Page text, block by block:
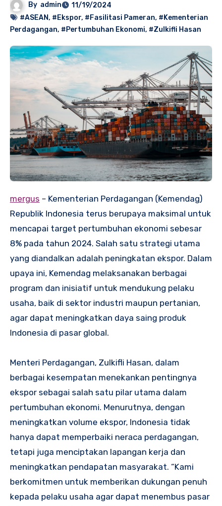
By admin
11/19/2024
#ASEAN, #Ekspor, #Fasilitasi Pameran, #Kementerian
Perdagangan, #Pertumbuhan Ekonomi, #Zulkifli Hasan
mergus – Kementerian Perdagangan (Kemendag)
Republik Indonesia terus berupaya maksimal untuk
mencapai target pertumbuhan ekonomi sebesar
8% pada tahun 2024. Salah satu strategi utama
yang diandalkan adalah peningkatan ekspor. Dalam
upaya ini, Kemendag melaksanakan berbagai
program dan inisiatif untuk mendukung pelaku
usaha, baik di sektor industri maupun pertanian,
agar dapat meningkatkan daya saing produk
Indonesia di pasar global.
Menteri Perdagangan, Zulkifli Hasan, dalam
berbagai kesempatan menekankan pentingnya
ekspor sebagai salah satu pilar utama dalam
pertumbuhan ekonomi. Menurutnya, dengan
meningkatkan volume ekspor, Indonesia tidak
hanya dapat memperbaiki neraca perdagangan,
tetapi juga menciptakan lapangan kerja dan
meningkatkan pendapatan masyarakat. “Kami
berkomitmen untuk memberikan dukungan penuh
kepada pelaku usaha agar dapat menembus pasar